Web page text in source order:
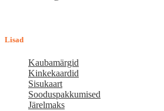
Lisad
Kaubamärgid
Kinkekaardid
Sisukaart
Sooduspakkumised
Järelmaks